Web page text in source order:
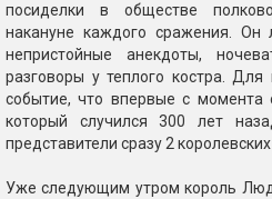
посиделки в обществе
накануне каждого сражения. Он
непристойные анекдоты,
разговоры у теплого костра.
событие, что впервые с момента
который случился 300 лет
представители сразу 2
Уже следующим утром король